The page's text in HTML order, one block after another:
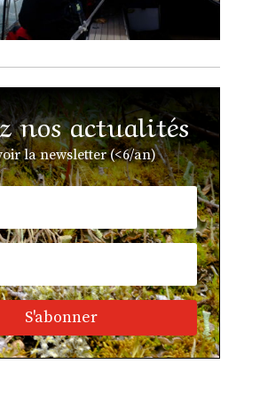
nos actualités
la newsletter (<6/an)
S'abonner